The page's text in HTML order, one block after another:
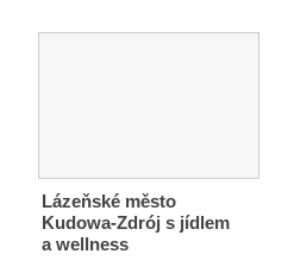
Lázeňské město
Kudowa-Zdrój s jídlem
a wellness